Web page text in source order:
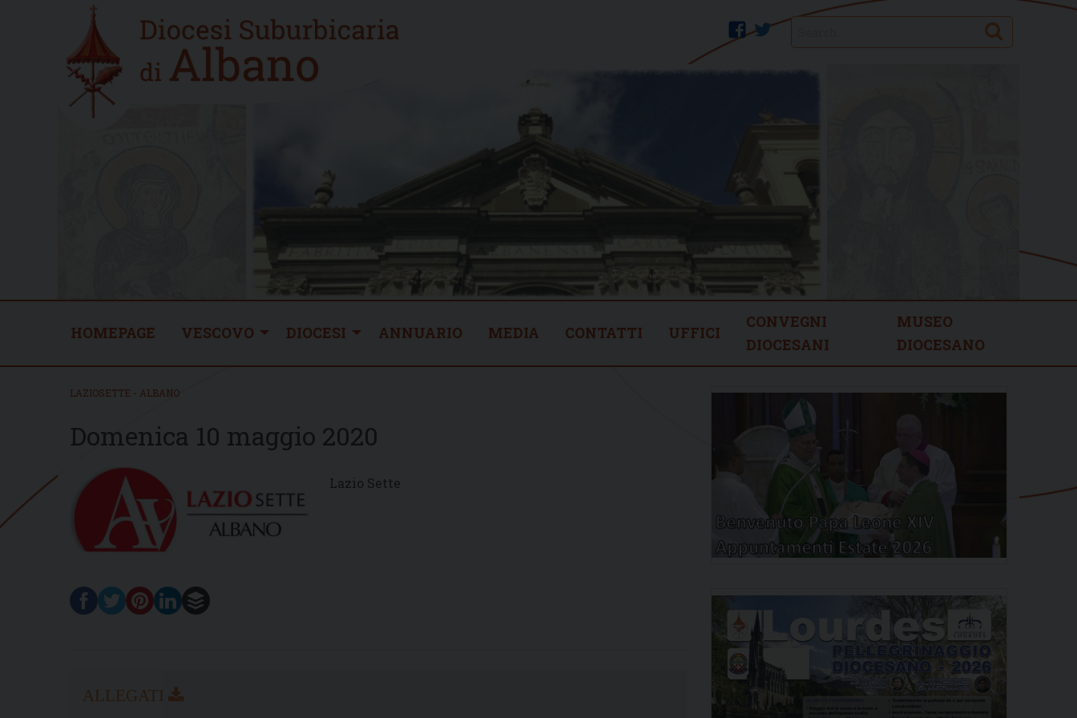
Home
new
twitter
facebook Search
HOMEPAGE VESCOVO DIOCESI ANNUARIO MEDIA CONTATTI UFFICI
CONVEGNI
DIOCESANI
MUSEO
DIOCESANO
LAZIOSETTE - ALBANO
Domenica 10 maggio 2020
Lazio Sette